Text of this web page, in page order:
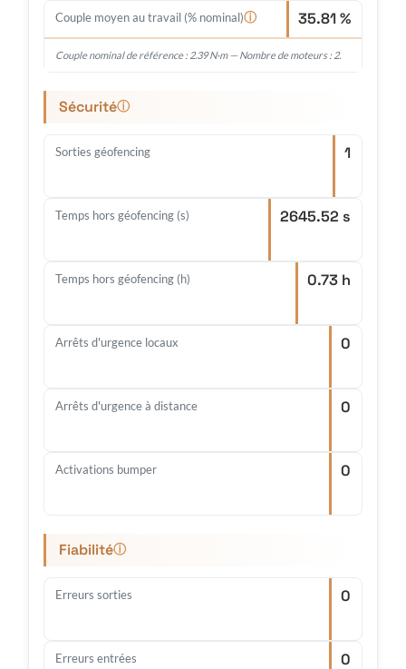
Couple moyen au travail (% nominal)ⓘ 35.81 %
Couple nominal de référence : 2.39 N·m — Nombre de moteurs : 2.
Sécuritéⓘ
Sorties géofencing 1
Temps hors géofencing (s) 2645.52 s
Temps hors géofencing (h) 0.73 h
Arrêts d'urgence locaux 0
Arrêts d'urgence à distance 0
Activations bumper 0
Fiabilitéⓘ
Erreurs sorties 0
Erreurs entrées 0